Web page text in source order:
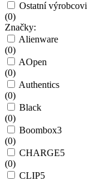
Ostatní
(0)
Značky:
Alienware
(0)
AOpen
(0)
Authentics
(0)
Black
(0)
Boombox3
(0)
CHARGE5
(0)
CLIP5